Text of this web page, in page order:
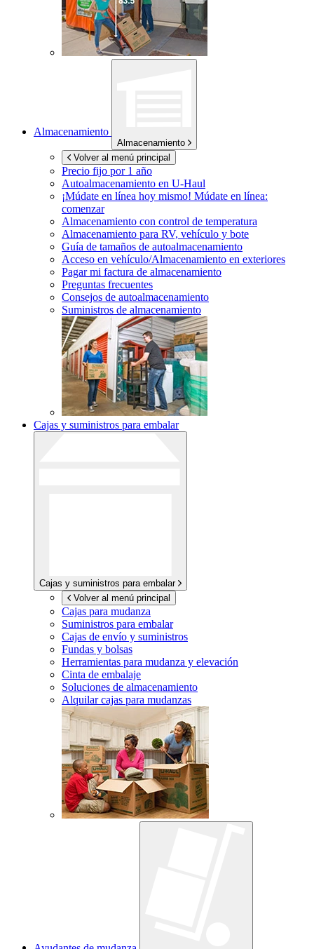
Almacenamiento
Almacenamiento
Volver al menú principal
Precio fijo por 1 año
Autoalmacenamiento en U-Haul
¡Múdate en línea hoy mismo! Múdate en línea:
comenzar
Almacenamiento con control de temperatura
Almacenamiento para RV, vehículo y bote
Guía de tamaños de autoalmacenamiento
Acceso en vehículo/Almacenamiento en exteriores
Pagar mi factura de almacenamiento
Preguntas frecuentes
Consejos de autoalmacenamiento
Suministros de almacenamiento
Cajas y suministros para embalar
Cajas y suministros para embalar
Volver al menú principal
Cajas para mudanza
Suministros para embalar
Cajas de envío y suministros
Fundas y bolsas
Herramientas para mudanza y elevación
Cinta de embalaje
Soluciones de almacenamiento
Alquilar cajas para mudanzas